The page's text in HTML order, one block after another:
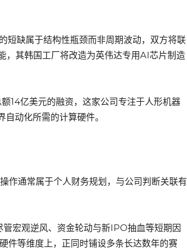
缺属于结构性瓶颈而非周期波动，双方将联
其韩国工厂将改造为英伟达专用AI芯片制造
14亿美元的融资，这家公司专注于人形机器
动化所需的计算硬件。
作通常属于个人财务规划，与公司判断关联有
宏观逆风、资金轮动与新IPO抽血等短期因
件等维度上，正同时铺设多条长达数年的赛